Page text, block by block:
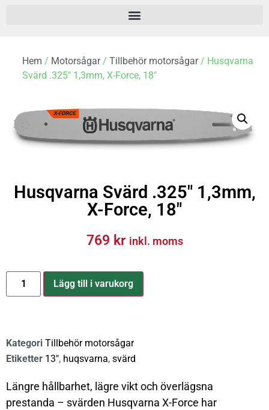
Hem / Motorsågar/ Tillbehör motorsågar/ Husqvarna
Svärd .325″ 1,3mm, X-Force, 18″
Husqvarna Svärd .325″ 1,3mm,
X-Force, 18″
769 kr inkl. moms
Lägg till i varukorg
Kategori Tillbehör motorsågar
Etiketter 13", huqsvarna, svärd
Längre hållbarhet, lägre vikt och överlägsna
prestanda – svärden Husqvarna X-Force har